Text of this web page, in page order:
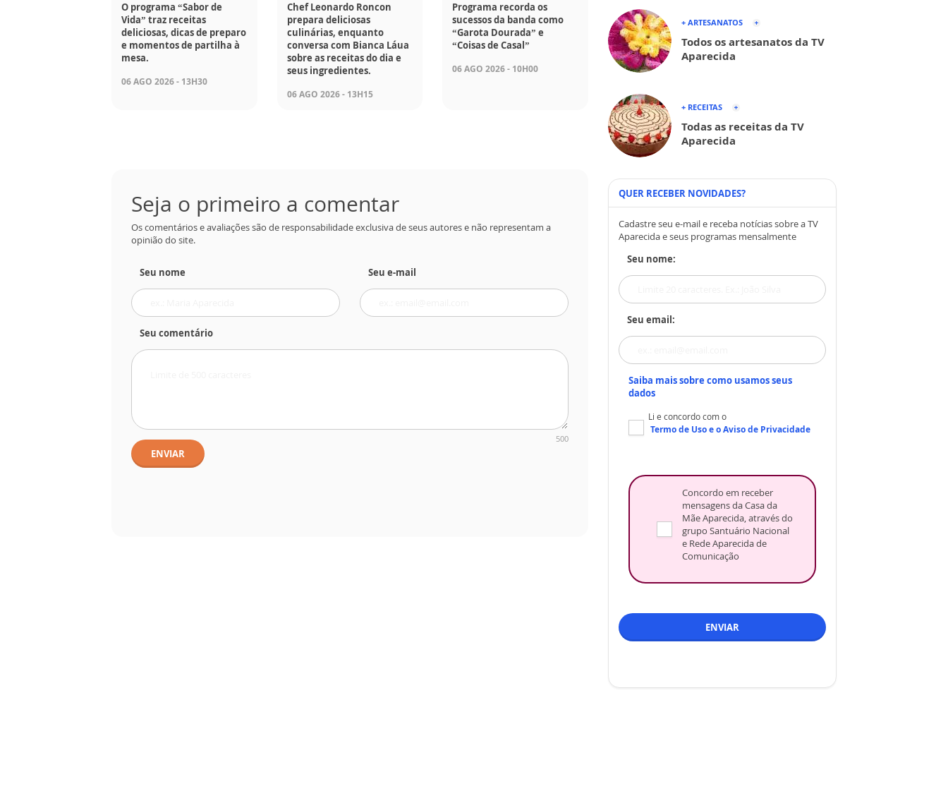
O programa “Sabor de
Vida” traz receitas
deliciosas, dicas de preparo
e momentos de partilha à
mesa.
06 AGO 2026 - 13H30
Chef Leonardo Roncon
prepara deliciosas
culinárias, enquanto
conversa com Bianca Láua
sobre as receitas do dia e
seus ingredientes.
06 AGO 2026 - 13H15
Programa recorda os
sucessos da banda como
“Garota Dourada” e
“Coisas de Casal”
06 AGO 2026 - 10H00
Seja o primeiro a comentar
Os comentários e avaliações são de responsabilidade exclusiva de seus autores e não representam a
opinião do site.
Seu nome Seu e-mail
Seu comentário
500
ENVIAR
+ ARTESANATOS
Todos os artesanatos da TV
Aparecida
+ RECEITAS
Todas as receitas da TV
Aparecida
QUER RECEBER NOVIDADES?
Cadastre seu e-mail e receba notícias sobre a TV
Aparecida e seus programas mensalmente
Seu nome:
Seu email:
Saiba mais sobre como usamos seus
dados
Li e concordo com o
Termo de Usoe oAviso de Privacidade
Concordo em receber
mensagens da Casa da
Mãe Aparecida, através do
grupo Santuário Nacional
e Rede Aparecida de
Comunicação
ENVIAR